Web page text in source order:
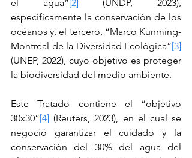
el agua”[2] (UNDP, 2023),
específicamente la conservación de los
océanos y, el tercero, “Marco Kunming-
Montreal de la Diversidad Ecológica”[3]
(UNEP, 2022), cuyo objetivo es proteger
la biodiversidad del medio ambiente.
Este Tratado contiene el “objetivo
30x30”[4] (Reuters, 2023), en el cual se
negoció garantizar el cuidado y la
conservación del 30% del agua del